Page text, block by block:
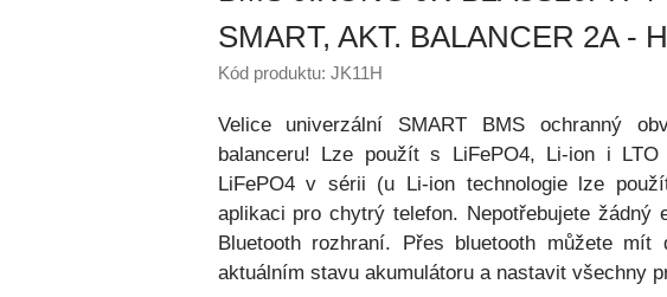
SMART, AKT. BALANCER 2A -
Kód produktu: JK11H
Velice univerzální SMART BMS ochranný
balanceru! Lze použít s LiFePO4, Li-ion i
LiFePO4 v sérii (u Li-ion technologie lze
aplikaci pro chytrý telefon. Nepotřebujete žádný
Bluetooth rozhraní. Přes bluetooth můžete mít
aktuálním stavu akumulátoru a nastavit všechny